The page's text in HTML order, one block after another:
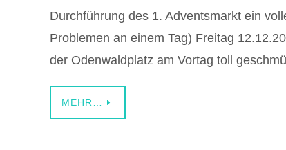
Durchführung des 1. Adventsmarkt ein
Problemen an einem Tag) Freitag
der Odenwaldplatz am Vortag toll
MEHR…